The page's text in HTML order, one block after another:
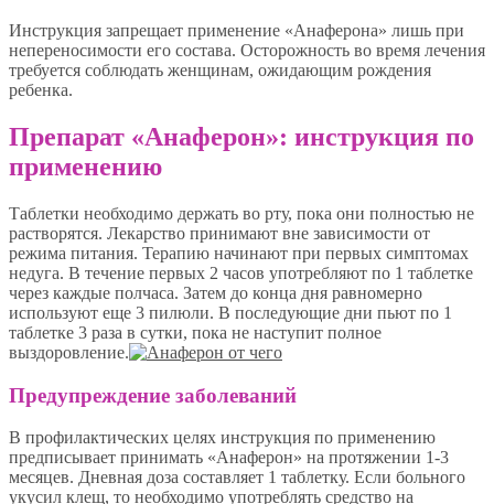
Инструкция запрещает применение «Анаферона» лишь при
непереносимости его состава. Осторожность во время лечения
требуется соблюдать женщинам, ожидающим рождения
ребенка.
Препарат «Анаферон»: инструкция по
применению
Таблетки необходимо держать во рту, пока они полностью не
растворятся. Лекарство принимают вне зависимости от
режима питания. Терапию начинают при первых симптомах
недуга. В течение первых 2 часов употребляют по 1 таблетке
через каждые полчаса. Затем до конца дня равномерно
используют еще 3 пилюли. В последующие дни пьют по 1
таблетке 3 раза в сутки, пока не наступит полное
выздоровление.
Предупреждение заболеваний
В профилактических целях инструкция по применению
предписывает принимать «Анаферон» на протяжении 1-3
месяцев. Дневная доза составляет 1 таблетку. Если больного
укусил клещ, то необходимо употреблять средство на